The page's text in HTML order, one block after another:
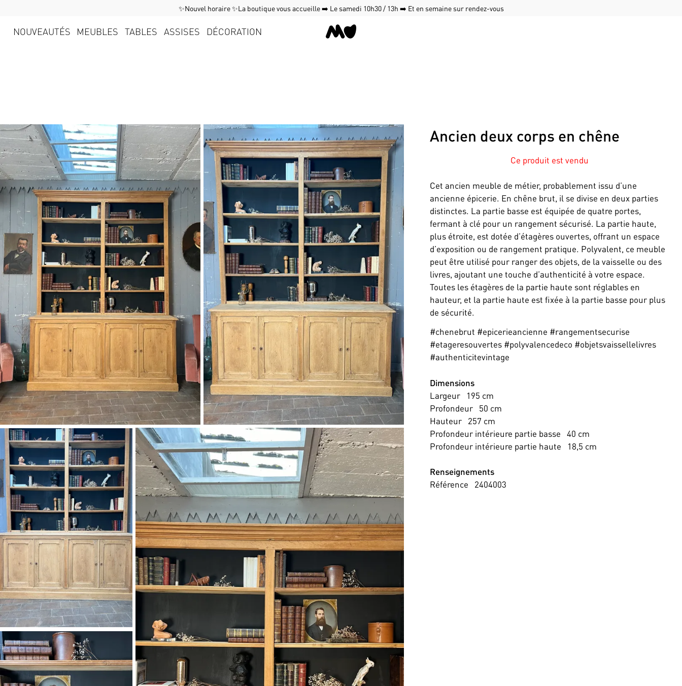
✨Nouvel horaire ✨La boutique vous accueille ➡️ Le samedi 10h30 / 13h ➡️ Et en semaine sur rendez-vous
NOUVEAUTÉS MEUBLES TABLES ASSISES DÉCORATION
Ancien deux corps en chêne
Ce produit est vendu
Cet ancien meuble de métier, probablement issu d’une
ancienne épicerie. En chêne brut, il se divise en deux parties
distinctes. La partie basse est équipée de quatre portes,
fermant à clé pour un rangement sécurisé. La partie haute,
plus étroite, est dotée d’étagères ouvertes, offrant un espace
d’exposition ou de rangement pratique. Polyvalent, ce meuble
peut être utilisé pour ranger des objets, de la vaisselle ou des
livres, ajoutant une touche d’authenticité à votre espace.
Toutes les étagères de la partie haute sont réglables en
hauteur, et la partie haute est fixée à la partie basse pour plus
de sécurité.
#chenebrut #epicerieancienne #rangementsecurise
#etageresouvertes #polyvalencedeco #objetsvaissellelivres
#authenticitevintage
Dimensions
Largeur
195 cm
Profondeur
50 cm
Hauteur
257 cm
Profondeur intérieure partie basse
40 cm
Profondeur intérieure partie haute
18,5 cm
Renseignements
Référence
2404003